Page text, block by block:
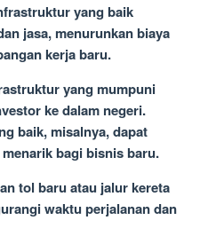
yang baik
jasa, menurunkan biaya
kerja baru.
yang mumpuni
ke dalam negeri.
baik, misalnya, dapat
bagi bisnis baru.
tol baru atau jalur kereta
waktu perjalanan dan